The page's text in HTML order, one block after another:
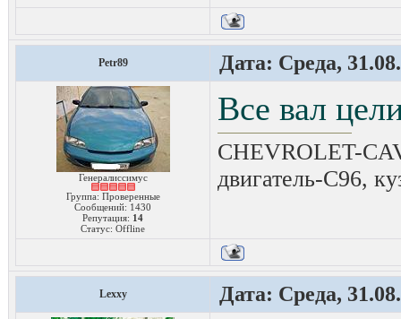
Petr89 Дата: Среда,
Генералиссимус
Группа: Проверенные
Сообщений: 1430
Репутация: 14
Статус: Offline
Все вал
CHEVROLET-
двигатель-C96,
Lexxy Дата: Среда,